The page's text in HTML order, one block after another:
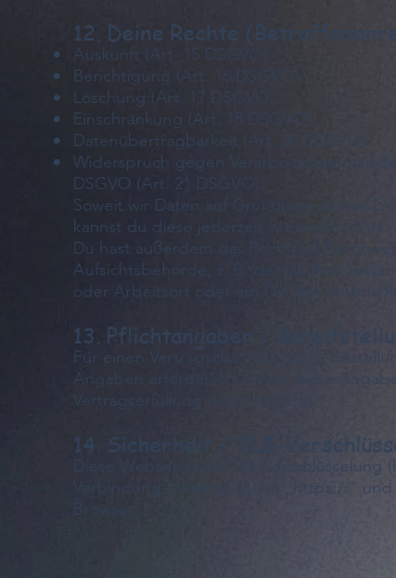
12. Deine Rechte
Auskunft (Art. 15 DSGVO)
Berichtigung (Art. 16 DSGVO)
Löschung (Art. 17 DSGVO)
Einschränkung (Art. 18 DSGVO)
Datenübertragbarkeit (Art. 20 DSGVO)
Widerspruch gegen Verarbeitungen auf
DSGVO (Art. 21 DSGVO).
Soweit wir Daten auf Grundlage deiner
kannst du diese jederzeit widerrufen (Art.
Du hast außerdem das Recht auf
Aufsichtsbehörde, z. B. der für dich
oder Arbeitsort oder am Ort des
13. Pflichtangaben /
Für einen Vertragsabschluss (z. B.
Angaben erforderlich. Ohne diese
Vertragserfüllung nicht möglich.
14. Sicherheit / TLS-
Diese Website nutzt TLS-Verschlüsselung
Verbindung erkennst du an „https://“ und
Browser.